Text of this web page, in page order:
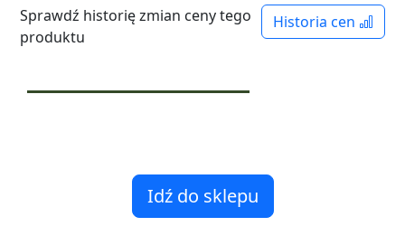
Historia cen
Sprawdź historię zmian ceny tego
produktu
Idź do sklepu